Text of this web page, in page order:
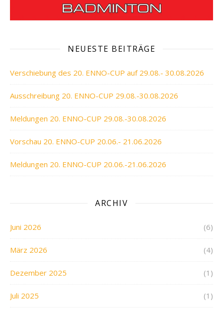
NEUESTE BEITRÄGE
Verschiebung des 20. ENNO-CUP auf 29.08.- 30.08.2026
Ausschreibung 20. ENNO-CUP 29.08.-30.08.2026
Meldungen 20. ENNO-CUP 29.08.-30.08.2026
Vorschau 20. ENNO-CUP 20.06.- 21.06.2026
Meldungen 20. ENNO-CUP 20.06.-21.06.2026
ARCHIV
Juni 2026 (6)
März 2026 (4)
Dezember 2025 (1)
Juli 2025 (1)